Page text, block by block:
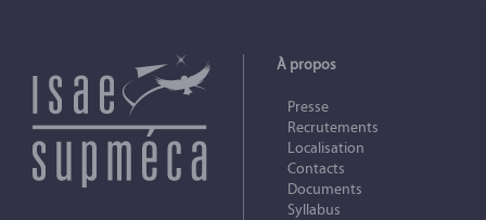
À propos
Presse
Recrutements
Localisation
Contacts
Documents
Syllabus